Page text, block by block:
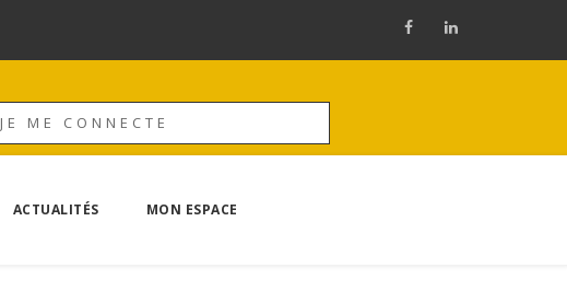
JE ME CONNECTE
ACTUALITÉS MON ESPACE